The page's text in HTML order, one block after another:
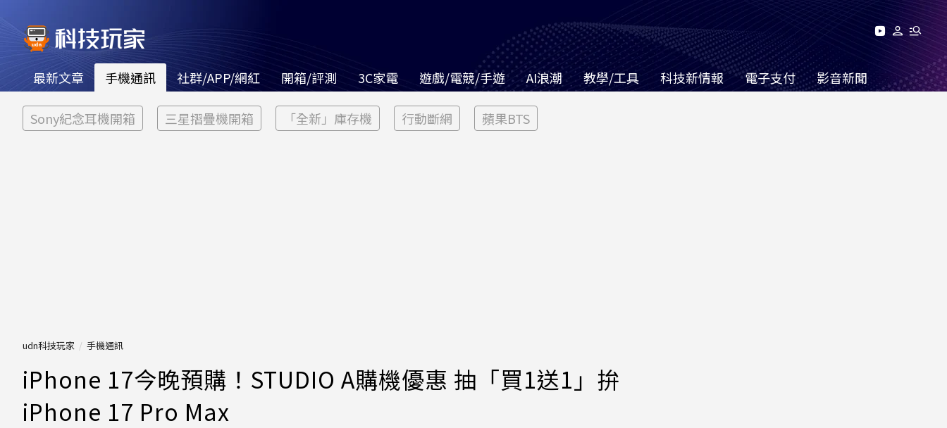
最新文章 手機通訊 社群/APP/網紅 開箱/評測 3C家電 遊戲/電競/手遊 AI浪潮 教學/工具 科技新情報 電子支付 影音新聞
Sony紀念耳機開箱 三星摺疊機開箱 「全新」庫存機 行動斷網 蘋果BTS
udn科技玩家 手機通訊
iPhone 17今晚預購！STUDIO A購機優惠 抽「買1送1」拚
iPhone 17 Pro Max